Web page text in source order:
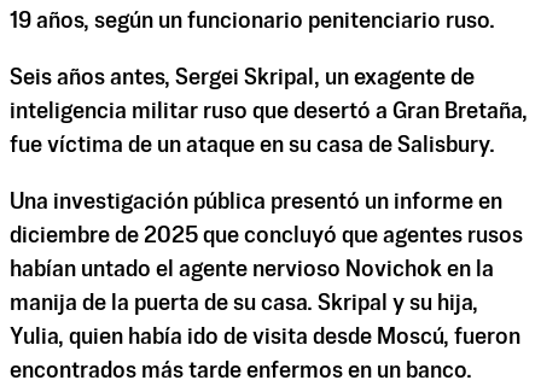
19 años, según un funcionario penitenciario ruso.
Seis años antes, Sergei Skripal, un exagente de
inteligencia militar ruso que desertó a Gran Bretaña,
fue víctima de un ataque en su casa de Salisbury.
Una investigación pública presentó un informe en
diciembre de 2025 que concluyó que agentes rusos
habían untado el agente nervioso Novichok en la
manija de la puerta de su casa. Skripal y su hija,
Yulia, quien había ido de visita desde Moscú, fueron
encontrados más tarde enfermos en un banco.